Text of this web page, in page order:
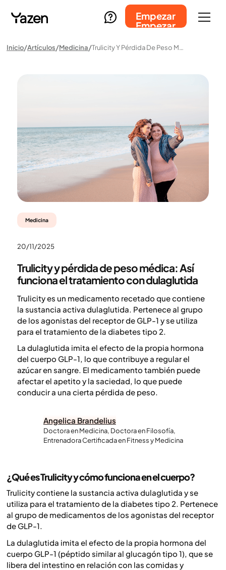
Empezar
Empezar
Inicio Artículos Medicina Trulicity Y Pérdida De Peso Médica: Así Funciona El Tratamiento Con Dulaglutida
Medicina
20/11/2025
Trulicity y pérdida de peso médica: Así
funciona el tratamiento con dulaglutida
Trulicity es un medicamento recetado que contiene
la sustancia activa dulaglutida. Pertenece al grupo
de los agonistas del receptor de GLP-1 y se utiliza
para el tratamiento de la diabetes tipo 2.
La dulaglutida imita el efecto de la propia hormona
del cuerpo GLP-1, lo que contribuye a regular el
azúcar en sangre. El medicamento también puede
afectar el apetito y la saciedad, lo que puede
conducir a una cierta pérdida de peso.
Angelica Brandelius
Doctora en Medicina, Doctora en Filosofía,
Entrenadora Certificada en Fitness y Medicina
¿Qué es Trulicity y cómo funciona en el cuerpo?
Trulicity contiene la sustancia activa dulaglutida y se
utiliza para el tratamiento de la diabetes tipo 2. Pertenece
al grupo de medicamentos de los agonistas del receptor
de GLP-1.
La dulaglutida imita el efecto de la propia hormona del
cuerpo GLP-1 (péptido similar al glucagón tipo 1), que se
libera del intestino en relación con las comidas y